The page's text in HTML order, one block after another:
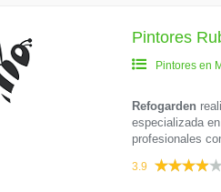
Pintores
Pintores en
Refogarden
especializada
profesionales
3.9